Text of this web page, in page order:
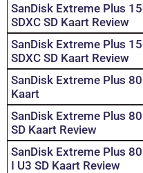
SanDisk Extreme Plus
SDXC SD Kaart Review
SanDisk Extreme Plus
SDXC SD Kaart Review
SanDisk Extreme Plus
Kaart
SanDisk Extreme Plus
SD Kaart Review
SanDisk Extreme Plus
I U3 SD Kaart Review